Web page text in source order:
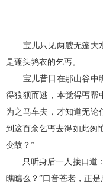
宝儿只见两艘无篷大水
是蓬头鹑衣的乞丐。
宝儿昔日在那山谷中瞧
得狼狈而逃，本觉得丐帮
为之马车夫，才知道无论
到这百余乞丐去得如此匆
变故？”
只听身后一人接口道：
瞧瞧么？”口音苍老，正是